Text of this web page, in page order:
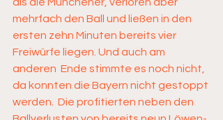
mehrfach den Ball und ließen in den
ersten zehn Minuten bereits vier
Freiwürfe liegen. Und auch am
anderen  Ende stimmte es noch nicht,
da konnten die Bayern nicht gestoppt
werden.  Die profitierten neben den